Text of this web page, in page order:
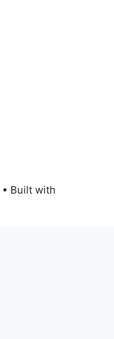
• Built with